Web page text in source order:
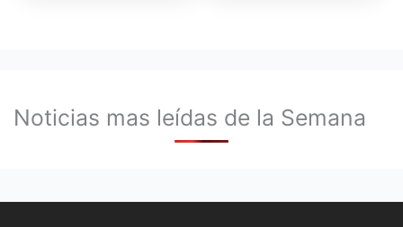
Noticias mas leídas de la Semana